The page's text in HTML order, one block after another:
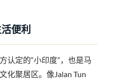
便利
认定的“小印度”，也是马
化聚居区。像Jalan Tun